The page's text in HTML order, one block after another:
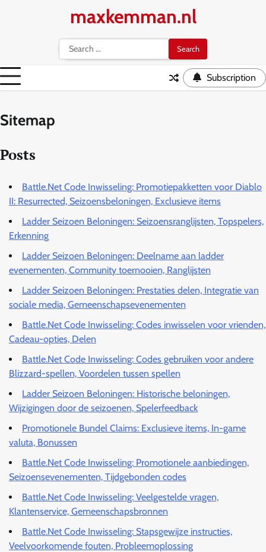
maxkemman.nl
Search
for:
Subscription
Sitemap
Posts
Battle.Net Code Inwisseling: Promotiepakketten voor Diablo
II: Resurrected, Seizoensbeloningen, Exclusieve items
Ladder Seizoen Beloningen: Seizoensranglijsten, Topspelers,
Erkenning
Ladder Seizoen Beloningen: Deelname aan ladder
evenementen, Community toernooien, Ranglijsten
Ladder Seizoen Beloningen: Prestaties delen, Integratie van
sociale media, Gemeenschapsevenementen
Battle.Net Code Inwisseling: Codes inwisselen voor vrienden,
Cadeau-opties, Delen
Battle.Net Code Inwisseling: Codes gebruiken voor andere
Blizzard-spellen, Voordelen tussen spellen
Ladder Seizoen Beloningen: Historische beloningen,
Wijzigingen door de seizoenen, Spelerfeedback
Promotionele Bundel Claims: Exclusieve items, In-game
valuta, Bonussen
Battle.Net Code Inwisseling: Promotionele aanbiedingen,
Seizoensevenementen, Tijdgebonden codes
Battle.Net Code Inwisseling: Veelgestelde vragen,
Klantenservice, Gemeenschapsbronnen
Battle.Net Code Inwisseling: Stapsgewijze instructies,
Veelvoorkomende fouten, Probleemoplossing